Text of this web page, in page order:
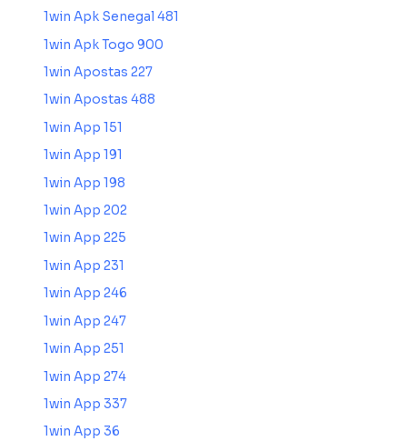
1win Apk Senegal 481
1win Apk Togo 900
1win Apostas 227
1win Apostas 488
1win App 151
1win App 191
1win App 198
1win App 202
1win App 225
1win App 231
1win App 246
1win App 247
1win App 251
1win App 274
1win App 337
1win App 36